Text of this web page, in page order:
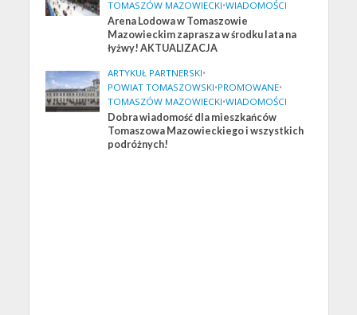
TOMASZÓW MAZOWIECKI•WIADOMOŚCI
Arena Lodowa w Tomaszowie
Mazowieckim zaprasza w środku lata na
łyżwy! AKTUALIZACJA
ARTYKUŁ PARTNERSKI•
POWIAT TOMASZOWSKI•PROMOWANE•
TOMASZÓW MAZOWIECKI•WIADOMOŚCI
Dobra wiadomość dla mieszkańców
Tomaszowa Mazowieckiego i wszystkich
podróżnych!